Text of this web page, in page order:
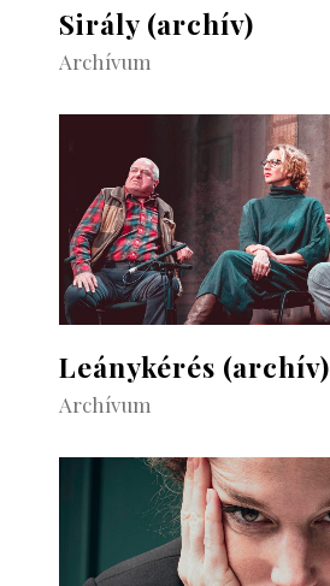
Sirály (archív)
Archívum
Leánykérés (archív)
Archívum